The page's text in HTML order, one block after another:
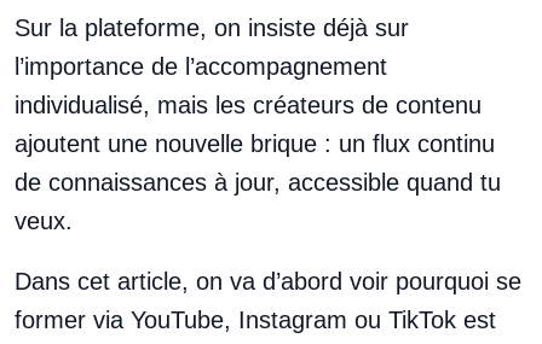
Sur la plateforme, on insiste déjà sur
l’importance de l’accompagnement
individualisé, mais les créateurs de contenu
ajoutent une nouvelle brique : un flux continu
de connaissances à jour, accessible quand tu
veux.
Dans cet article, on va d’abord voir pourquoi se
former via YouTube, Instagram ou TikTok est